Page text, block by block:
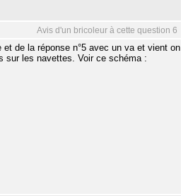
Avis d'un bricoleur à cette question 6
de la réponse n°5 avec un va et vient on
sur les navettes. Voir ce schéma :